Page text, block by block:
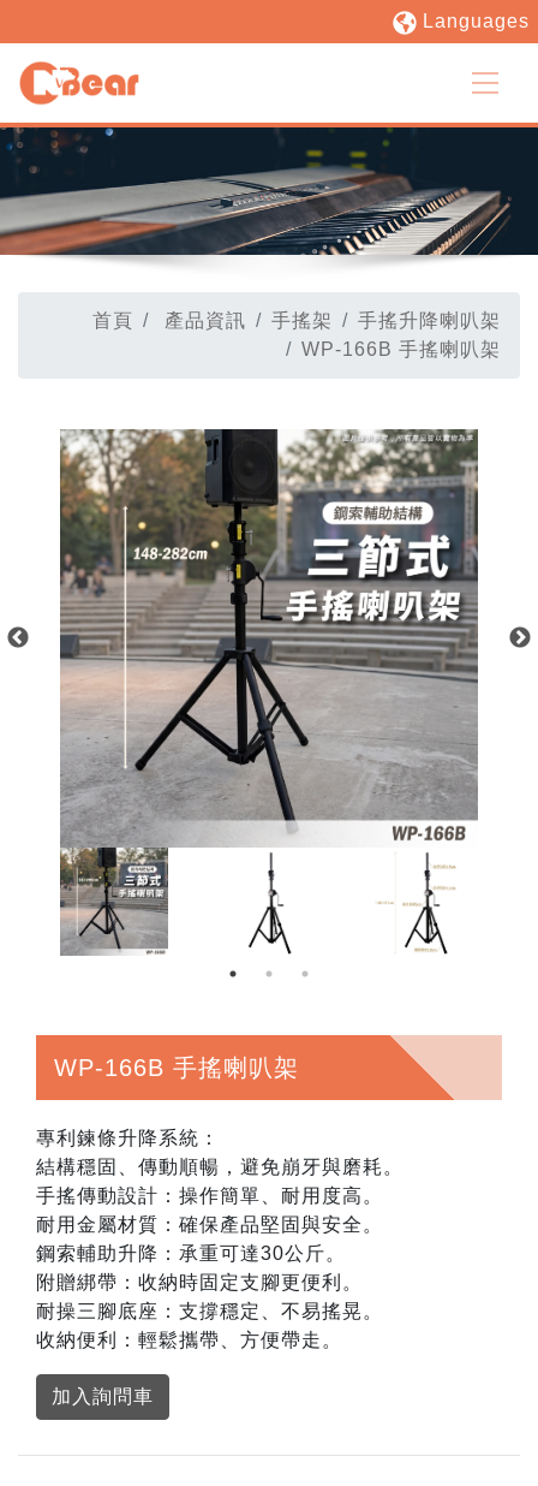
Languages
首頁 產品資訊 手搖架
手搖升降喇叭架
WP-166B 手搖喇叭架
WP-166B 手搖喇叭架
專利鍊條升降系統：
結構穩固、傳動順暢，避免崩牙與磨耗。
手搖傳動設計：操作簡單、耐用度高。
耐用金屬材質：確保產品堅固與安全。
鋼索輔助升降：承重可達30公斤。
附贈綁帶：收納時固定支腳更便利。
耐操三腳底座：支撐穩定、不易搖晃。
收納便利：輕鬆攜帶、方便帶走。
加入詢問車